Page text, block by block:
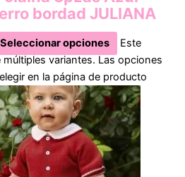
bordad JULIANA
Seleccionar opciones
Este
variantes. Las opciones
en la página de producto